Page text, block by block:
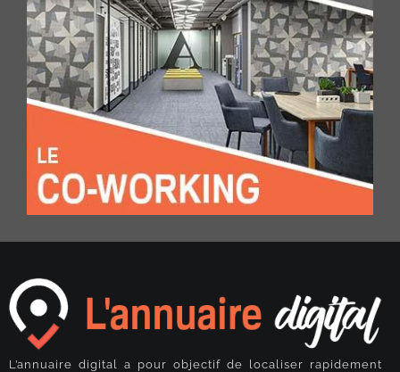
L’annuaire digital a pour objectif de localiser rapidement